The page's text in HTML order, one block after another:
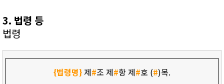
3. 법령 등
법령
{법령명}제#조 제#항 제#호 (#)목.